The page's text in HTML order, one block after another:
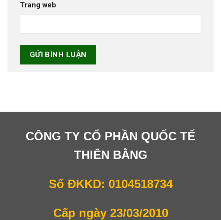
Trang web
CÔNG TY CỔ PHẦN QUỐC TẾ
THIÊN BẰNG
Số ĐKKD: 0104518734
Cấp ngày 23/03/2010